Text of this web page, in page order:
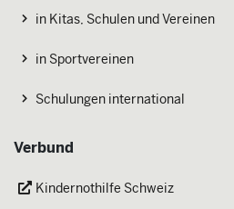
in Kitas, Schulen und Vereinen
in Sportvereinen
Schulungen international
Verbund
Kindernothilfe Schweiz